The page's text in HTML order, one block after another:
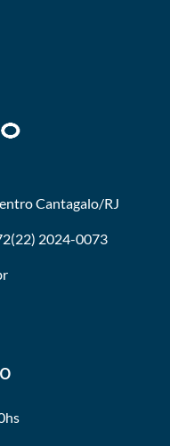
Cantagalo/RJ
(22) 2024-0073